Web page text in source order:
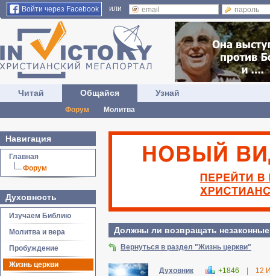
Войти через Facebook или
Читай Общайся
Форум Молитва
Узнай
Навигация
Главная
Форум
Духовность
Изучаем Библию
Молитва и вера
Пробуждение
Жизнь церкви
Должны ли возвращать
Вернуться в раздел "Жизнь церкви"
Духовник +1846 12